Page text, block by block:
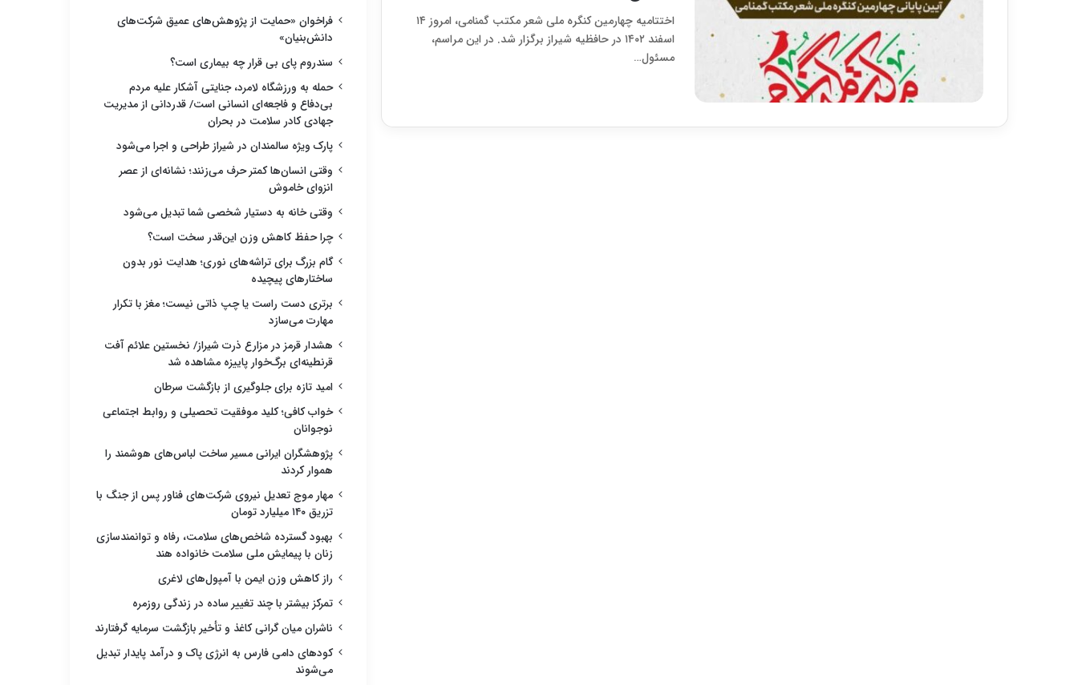
اختتامیه چهارمین کنگره ملی شعر مکتب گمنامی، امروز ۱۴
اسفند ۱۴۰۲ در حافظیه شیراز برگزار شد. در این مراسم،
مسئول…
فراخوان «حمایت از پژوهش‌های عمیق شرکت‌های
دانش‌بنیان»
سندروم پای بی قرار چه بیماری است؟
حمله به ورزشگاه لامرد، جنایتی آشکار علیه مردم
بی‌دفاع و فاجعه‌ای انسانی است/ قدردانی از مدیریت
جهادی کادر سلامت در بحران
پارک ویژه سالمندان در شیراز طراحی و اجرا می‌شود
وقتی انسان‌ها کمتر حرف می‌زنند؛ نشانه‌ای از عصر
انزوای خاموش
وقتی خانه به دستیار شخصی شما تبدیل می‌شود
چرا حفظ کاهش وزن این‌قدر سخت است؟
گام بزرگ برای تراشه‌های نوری؛ هدایت نور بدون
ساختارهای پیچیده
برتری دست راست یا چپ ذاتی نیست؛ مغز با تکرار
مهارت می‌سازد
هشدار قرمز در مزارع ذرت شیراز/ نخستین علائم آفت
قرنطینه‌ای برگ‌خوار پاییزه مشاهده شد
امید تازه برای جلوگیری از بازگشت سرطان
خواب کافی؛ کلید موفقیت تحصیلی و روابط اجتماعی
نوجوانان
پژوهشگران ایرانی مسیر ساخت لباس‌های هوشمند را
هموار کردند
مهار موج تعدیل نیروی شرکت‌های فناور پس از جنگ با
تزریق ۱۴۰ میلیارد تومان
بهبود گسترده شاخص‌های سلامت، رفاه و توانمندسازی
زنان با پیمایش ملی سلامت خانواده هند
راز کاهش وزن ایمن با آمپول‌های لاغری
تمرکز بیشتر با چند تغییر ساده در زندگی روزمره
ناشران میان گرانی کاغذ و تأخیر بازگشت سرمایه گرفتارند
کودهای دامی فارس به انرژی پاک و درآمد پایدار تبدیل
می‌شوند